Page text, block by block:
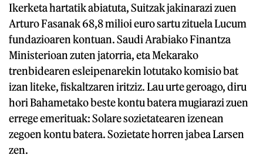
Ikerketa hartatik abiatuta, Suitzak jakinarazi zuen
Arturo Fasanak 68,8 milioi euro sartu zituela Lucum
fundazioaren kontuan. Saudi Arabiako Finantza
Ministerioan zuten jatorria, eta Mekarako
trenbidearen esleipenarekin lotutako komisio bat
izan liteke, fiskaltzaren iritziz. Lau urte geroago, diru
hori Bahametako beste kontu batera mugiarazi zuen
errege emerituak: Solare sozietatearen izenean
zegoen kontu batera. Sozietate horren jabea Larsen
zen.